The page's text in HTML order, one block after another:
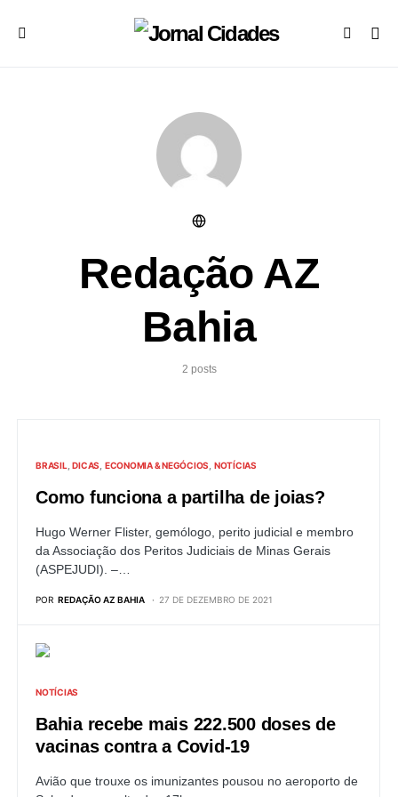
Redação AZ
Bahia
2 posts
BRASIL DICAS ECONOMIA & NEGÓCIOS NOTÍCIAS
Como funciona a partilha de joias?
Hugo Werner Flister, gemólogo, perito judicial e membro
da Associação dos Peritos Judiciais de Minas Gerais
(ASPEJUDI). –…
POR REDAÇÃO AZ BAHIA 27 DE DEZEMBRO DE 2021
NOTÍCIAS
Bahia recebe mais 222.500 doses de
vacinas contra a Covid-19
Avião que trouxe os imunizantes pousou no aeroporto de